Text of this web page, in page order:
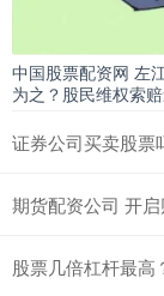
中国股票配资网 左
为之？股民维权索
证券公司买卖股票
期货配资公司 开
股票几倍杠杆最